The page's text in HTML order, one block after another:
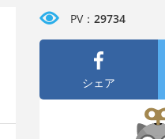
PV： 29734
シェア